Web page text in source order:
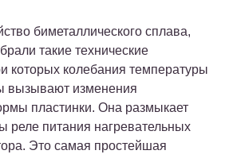
биметаллического сплава,
такие технические
которых колебания температуры
вызывают изменения
пластинки. Она размыкает
реле питания нагревательных
Это самая простейшая